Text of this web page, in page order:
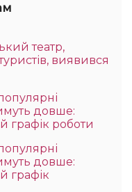
театр,
виявився
довше:
роботи
довше:
графік